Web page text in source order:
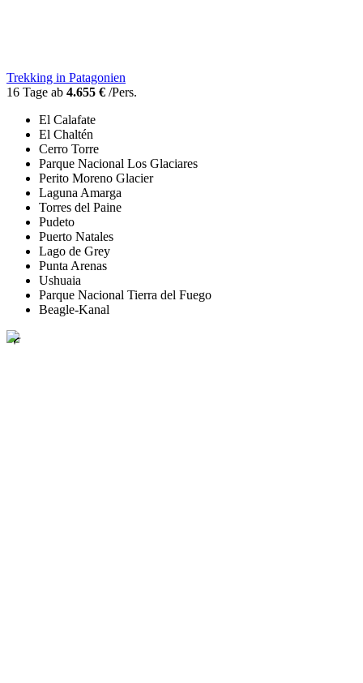
Trekking in Patagonien
16 Tage ab 4.655 € /Pers.
El Calafate
El Chaltén
Cerro Torre
Parque Nacional Los Glaciares
Perito Moreno Glacier
Laguna Amarga
Torres del Paine
Pudeto
Puerto Natales
Lago de Grey
Punta Arenas
Ushuaia
Parque Nacional Tierra del Fuego
Beagle-Kanal